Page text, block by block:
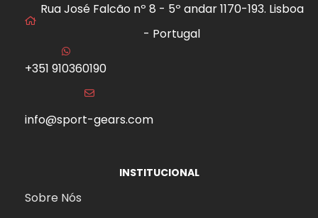
Rua José Falcão nº 8 - 5º andar 1170-193. Lisboa
- Portugal
+351 910360190
info@sport-gears.com
INSTITUCIONAL
Sobre Nós